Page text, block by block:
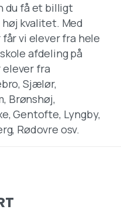
du få et billigt
kvalitet. Med
vi elever fra hele
afdeling på
elever fra
Sjælør,
Brønshøj,
Gentofte, Lyngby,
Rødovre osv.